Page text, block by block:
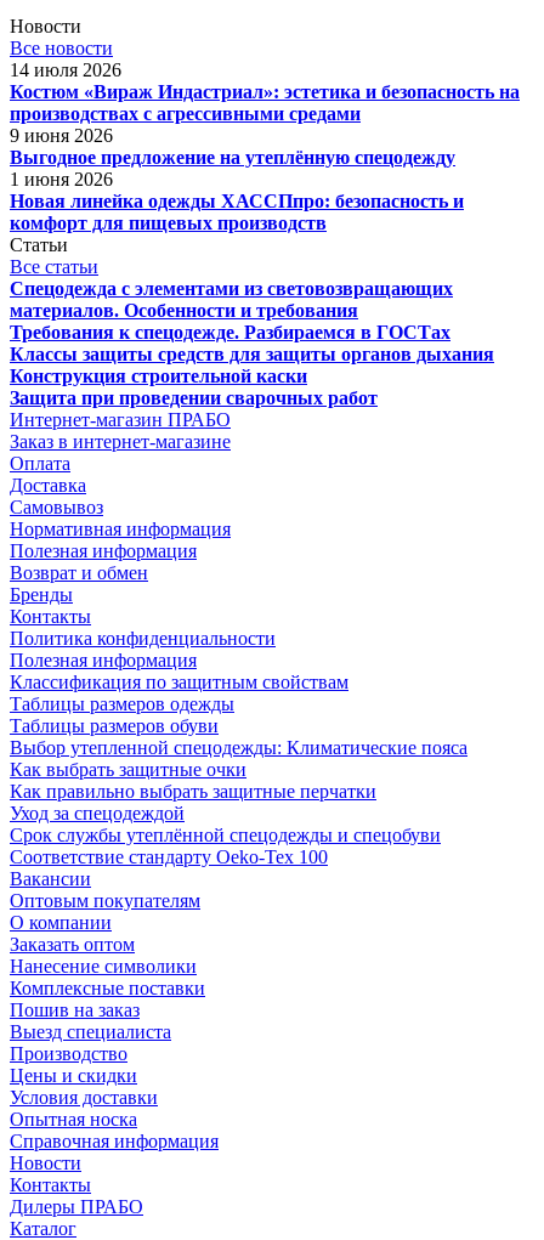
Новости
Все новости
14 июля 2026
Костюм «Вираж Индастриал»: эстетика и безопасность на
производствах с агрессивными средами
9 июня 2026
Выгодное предложение на утеплённую спецодежду
1 июня 2026
Новая линейка одежды ХАССПпро: безопасность и
комфорт для пищевых производств
Статьи
Все статьи
Спецодежда с элементами из световозвращающих
материалов. Особенности и требования
Требования к спецодежде. Разбираемся в ГОСТах
Классы защиты средств для защиты органов дыхания
Конструкция строительной каски
Защита при проведении сварочных работ
Интернет-магазин ПРАБО
Заказ в интернет-магазине
Оплата
Доставка
Самовывоз
Нормативная информация
Полезная информация
Возврат и обмен
Бренды
Контакты
Политика конфиденциальности
Полезная информация
Классификация по защитным свойствам
Таблицы размеров одежды
Таблицы размеров обуви
Выбор утепленной спецодежды: Климатические пояса
Как выбрать защитные очки
Как правильно выбрать защитные перчатки
Уход за спецодеждой
Срок службы утеплённой спецодежды и спецобуви
Соответствие стандарту Oeko-Tex 100
Вакансии
Оптовым покупателям
О компании
Заказать оптом
Нанесение символики
Комплексные поставки
Пошив на заказ
Выезд специалиста
Производство
Цены и скидки
Условия доставки
Опытная носка
Справочная информация
Новости
Контакты
Дилеры ПРАБО
Каталог